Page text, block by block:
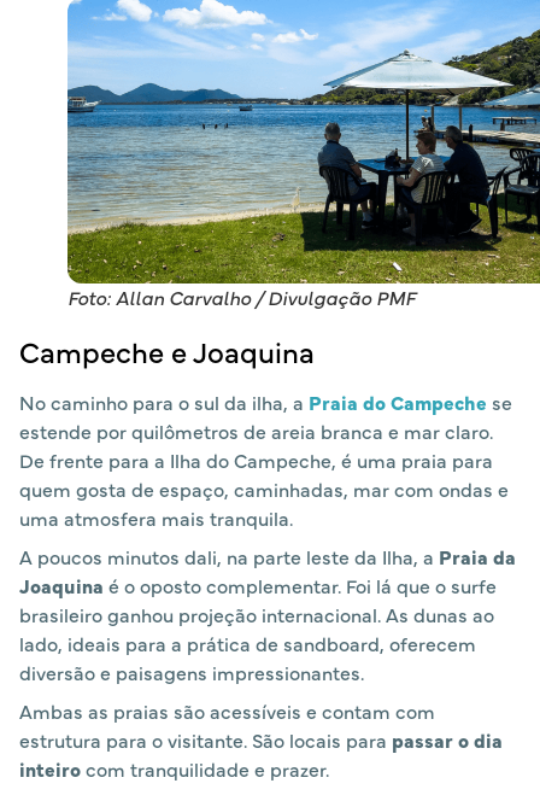
Foto: Allan Carvalho / Divulgação PMF
Campeche e Joaquina
No caminho para o sul da ilha, a Praia do Campeche se
estende por quilômetros de areia branca e mar claro.
De frente para a Ilha do Campeche, é uma praia para
quem gosta de espaço, caminhadas, mar com ondas e
uma atmosfera mais tranquila.
A poucos minutos dali, na parte leste da Ilha, a Praia da
Joaquina é o oposto complementar. Foi lá que o surfe
brasileiro ganhou projeção internacional. As dunas ao
lado, ideais para a prática de sandboard, oferecem
diversão e paisagens impressionantes.
Ambas as praias são acessíveis e contam com
estrutura para o visitante. São locais para passar o dia
inteirocom tranquilidade e prazer.